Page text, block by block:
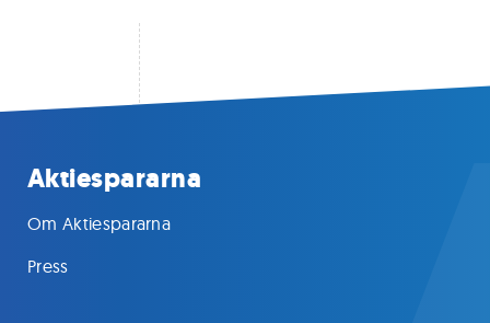
Aktiespararna
Om Aktiespararna
Press